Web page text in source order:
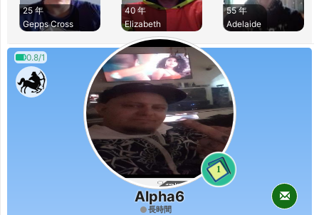
25 年
Gepps Cross
40 年
Elizabeth
55 年
Adelaide
0.8/1
1
Alpha6
長時間